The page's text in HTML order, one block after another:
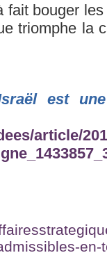
fait bouger
triomphe la
est
article/